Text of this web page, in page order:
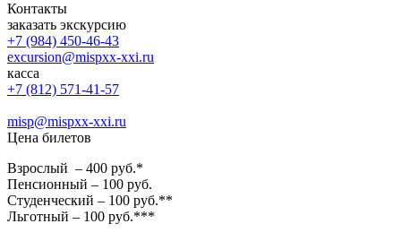
Контакты
заказать экскурсию
+7 (984) 450-46-43
excursion@mispxx-xxi.ru
касса
+7 (812) 571-41-57
misp@mispxx-xxi.ru
Цена билетов
Взрослый – 400 руб.*
Пенсионный – 100 руб.
Студенческий – 100 руб.**
Льготный – 100 руб.***